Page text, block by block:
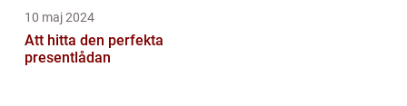
10 maj 2024
Att hitta den perfekta
presentlådan